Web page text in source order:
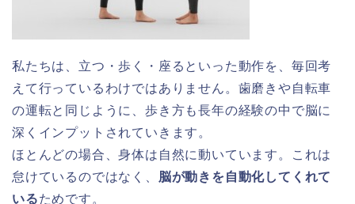
私たちは、立つ・歩く・座るといった動作を、毎回考
えて行っているわけではありません。歯磨きや自転車
の運転と同じように、歩き方も長年の経験の中で脳に
深くインプットされていきます。
ほとんどの場合、身体は自然に動いています。これは
怠けているのではなく、 脳が動きを自動化してくれて
いるためです。